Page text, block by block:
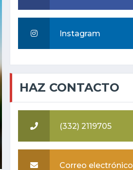
Instagram
HAZ CONTACTO
(332) 2119705
Correo electrónico